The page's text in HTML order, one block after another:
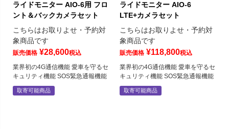
ライドモニター AIO-6用 フロ
ント＆バックカメラセット
こちらはお取りよせ・予約対
象商品です
販売価格 ¥28,600税込
業界初の4G通信機能 愛車を守るセ
キュリティ機能 SOS緊急通報機能
取寄可能商品
ライドモニター AIO-6
LTE+カメラセット
こちらはお取りよせ・予約対
象商品です
販売価格 ¥118,800税込
業界初の4G通信機能 愛車を守るセ
キュリティ機能 SOS緊急通報機能
取寄可能商品